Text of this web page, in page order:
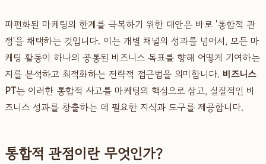
파편화된 마케팅의 한계를 극복하기 위한 대안은 바로 '통합적 관
점'을 채택하는 것입니다. 이는 개별 채널의 성과를 넘어서, 모든 마
케팅 활동이 하나의 공통된 비즈니스 목표를 향해 어떻게 기여하는
지를 분석하고 최적화하는 전략적 접근법을 의미합니다. 비즈니스
PT는 이러한 통합적 사고를 마케팅의 핵심으로 삼고, 실질적인 비
즈니스 성과를 창출하는 데 필요한 지식과 도구를 제공합니다.
통합적 관점이란 무엇인가?